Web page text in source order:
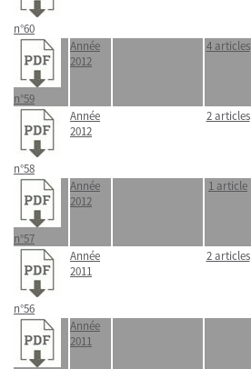
n°60
n°59
Année
2012
4 articles
n°58
Année
2012
2 articles
n°57
Année
2012
1 article
n°56
Année
2011
2 articles
Année
2011